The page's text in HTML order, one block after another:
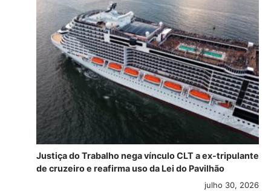
Justiça do Trabalho nega vínculo CLT a ex-tripulante
de cruzeiro e reafirma uso da Lei do Pavilhão
julho 30, 2026